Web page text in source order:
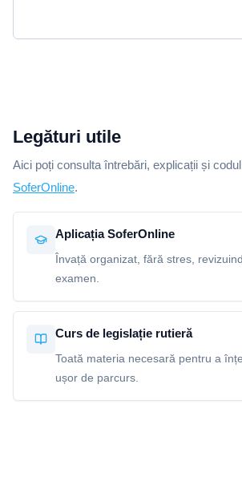
Legături utile
Aici poți consulta întrebări, explicații și
SoferOnline.
Aplicația SoferOnline
Învață organizat, fără stres,
examen.
Curs de legislație rutieră
Toată materia necesară pentru a
ușor de parcurs.